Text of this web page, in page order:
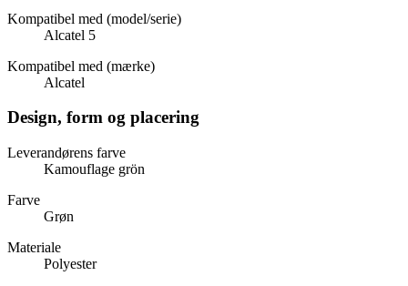
Kompatibel med (model/serie)
Alcatel 5
Kompatibel med (mærke)
Alcatel
Design, form og placering
Leverandørens farve
Kamouflage grön
Farve
Grøn
Materiale
Polyester